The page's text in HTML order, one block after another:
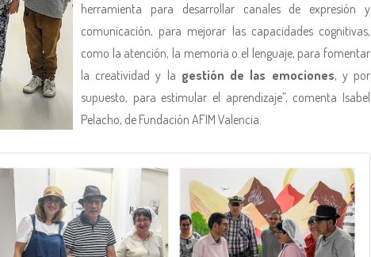
herramienta para desarrollar canales de expresión y
comunicación, para mejorar las capacidades cognitivas,
como la atención, la memoria o el lenguaje, para fomentar
la creatividad y la gestión de las emociones, y por
supuesto, para estimular el aprendizaje”, comenta Isabel
Pelacho, de Fundación AFIM Valencia.